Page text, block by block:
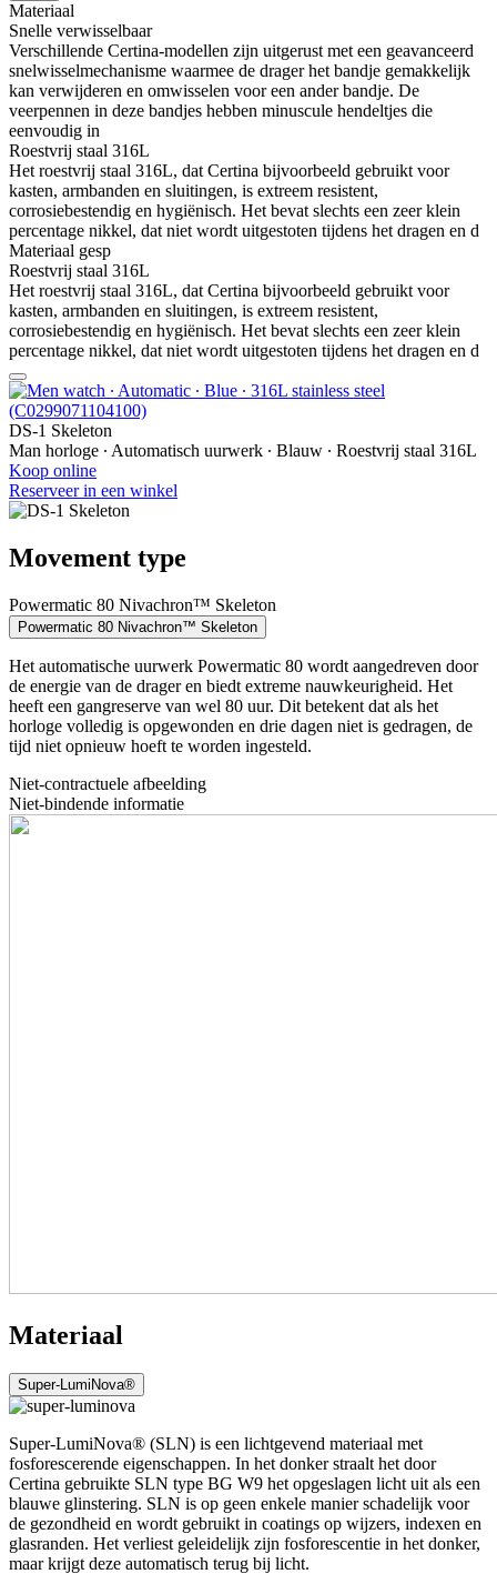
Materiaal
Snelle verwisselbaar
Verschillende Certina-modellen zijn uitgerust met een geavanceerd
snelwisselmechanisme waarmee de drager het bandje gemakkelijk
kan verwijderen en omwisselen voor een ander bandje. De
veerpennen in deze bandjes hebben minuscule hendeltjes die
eenvoudig in
Roestvrij staal 316L
Het roestvrij staal 316L, dat Certina bijvoorbeeld gebruikt voor
kasten, armbanden en sluitingen, is extreem resistent,
corrosiebestendig en hygiënisch. Het bevat slechts een zeer klein
percentage nikkel, dat niet wordt uitgestoten tijdens het dragen en d
Materiaal gesp
Roestvrij staal 316L
Het roestvrij staal 316L, dat Certina bijvoorbeeld gebruikt voor
kasten, armbanden en sluitingen, is extreem resistent,
corrosiebestendig en hygiënisch. Het bevat slechts een zeer klein
percentage nikkel, dat niet wordt uitgestoten tijdens het dragen en d
DS-1 Skeleton
Man horloge ∙ Automatisch uurwerk ∙ Blauw ∙ Roestvrij staal 316L
Koop online
Reserveer in een winkel
Movement type
Powermatic 80 Nivachron™ Skeleton
Powermatic 80 Nivachron™ Skeleton
Het automatische uurwerk Powermatic 80 wordt aangedreven door
de energie van de drager en biedt extreme nauwkeurigheid. Het
heeft een gangreserve van wel 80 uur. Dit betekent dat als het
horloge volledig is opgewonden en drie dagen niet is gedragen, de
tijd niet opnieuw hoeft te worden ingesteld.
Niet-contractuele afbeelding
Niet-bindende informatie
Materiaal
Super-LumiNova®
Super-LumiNova® (SLN) is een lichtgevend materiaal met
fosforescerende eigenschappen. In het donker straalt het door
Certina gebruikte SLN type BG W9 het opgeslagen licht uit als een
blauwe glinstering. SLN is op geen enkele manier schadelijk voor
de gezondheid en wordt gebruikt in coatings op wijzers, indexen en
glasranden. Het verliest geleidelijk zijn fosforescentie in het donker,
maar krijgt deze automatisch terug bij licht.